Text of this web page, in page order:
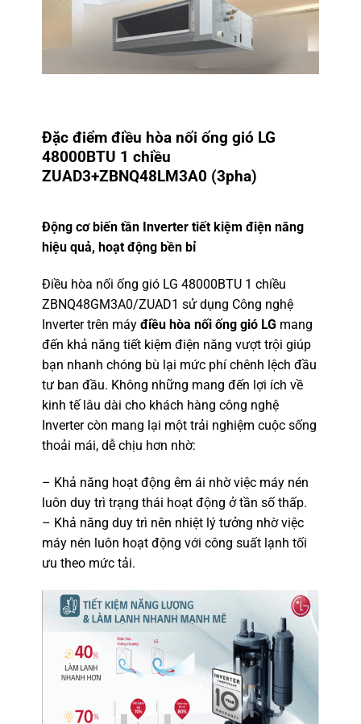
Đặc điểm điều hòa nối ống gió LG
48000BTU 1 chiều
ZUAD3+ZBNQ48LM3A0 (3pha)
Động cơ biến tần Inverter tiết kiệm điện năng
hiệu quả, hoạt động bền bỉ
Điều hòa nối ống gió LG 48000BTU 1 chiều
ZBNQ48GM3A0/ZUAD1 sử dụng Công nghệ
Inverter trên máy điều hòa nối ống gió LG mang
đến khả năng tiết kiệm điện năng vượt trội giúp
bạn nhanh chóng bù lại mức phí chênh lệch đầu
tư ban đầu. Không những mang đến lợi ích về
kinh tế lâu dài cho khách hàng công nghệ
Inverter còn mang lại một trải nghiệm cuộc sống
thoải mái, dễ chịu hơn nhờ:
– Khả năng hoạt động êm ái nhờ việc máy nén
luôn duy trì trạng thái hoạt động ở tần số thấp.
– Khả năng duy trì nên nhiệt lý tưởng nhờ việc
máy nén luôn hoạt động với công suất lạnh tối
ưu theo mức tải.